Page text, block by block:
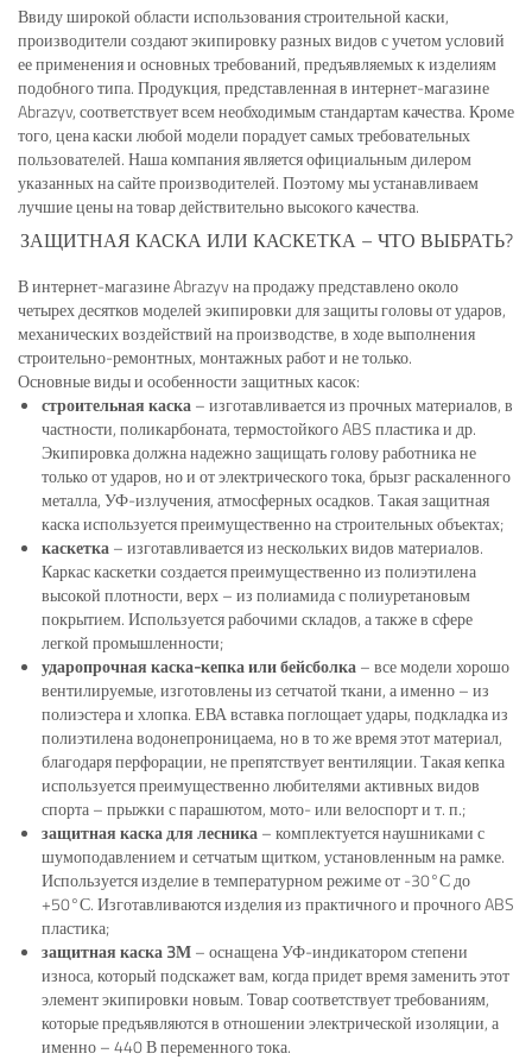
Ввиду широкой области использования строительной каски,
производители создают экипировку разных видов с учетом условий
ее применения и основных требований, предъявляемых к изделиям
подобного типа. Продукция, представленная в интернет-магазине
Abrazyv, соответствует всем необходимым стандартам качества. Кроме
того, цена каски любой модели порадует самых требовательных
пользователей. Наша компания является официальным дилером
указанных на сайте производителей. Поэтому мы устанавливаем
лучшие цены на товар действительно высокого качества.
ЗАЩИТНАЯ КАСКА ИЛИ КАСКЕТКА – ЧТО ВЫБРАТЬ?
В интернет-магазине Abrazyv на продажу представлено около
четырех десятков моделей экипировки для защиты головы от ударов,
механических воздействий на производстве, в ходе выполнения
строительно-ремонтных, монтажных работ и не только.
Основные виды и особенности защитных касок:
строительная каска– изготавливается из прочных материалов, в
частности, поликарбоната, термостойкого ABS пластика и др.
Экипировка должна надежно защищать голову работника не
только от ударов, но и от электрического тока, брызг раскаленного
металла, УФ-излучения, атмосферных осадков. Такая защитная
каска используется преимущественно на строительных объектах;
каскетка– изготавливается из нескольких видов материалов.
Каркас каскетки создается преимущественно из полиэтилена
высокой плотности, верх – из полиамида с полиуретановым
покрытием. Используется рабочими складов, а также в сфере
легкой промышленности;
ударопрочная каска-кепка или бейсболка– все модели хорошо
вентилируемые, изготовлены из сетчатой ткани, а именно – из
полиэстера и хлопка. ЕВА вставка поглощает удары, подкладка из
полиэтилена водонепроницаема, но в то же время этот материал,
благодаря перфорации, не препятствует вентиляции. Такая кепка
используется преимущественно любителями активных видов
спорта – прыжки с парашютом, мото- или велоспорт и т. п.;
защитная каска для лесника– комплектуется наушниками с
шумоподавлением и сетчатым щитком, установленным на рамке.
Используется изделие в температурном режиме от -30°С до
+50°С. Изготавливаются изделия из практичного и прочного ABS
пластика;
защитная каска 3М– оснащена УФ-индикатором степени
износа, который подскажет вам, когда придет время заменить этот
элемент экипировки новым. Товар соответствует требованиям,
которые предъявляются в отношении электрической изоляции, а
именно – 440 В переменного тока.